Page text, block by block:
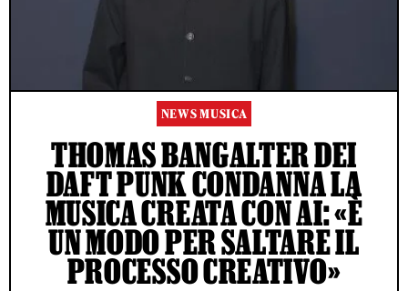
NEWS MUSICA
THOMAS BANGALTER DEI
DAFT PUNK CONDANNA LA
MUSICA CREATA CON AI: «È
UN MODO PER SALTARE IL
PROCESSO CREATIVO»